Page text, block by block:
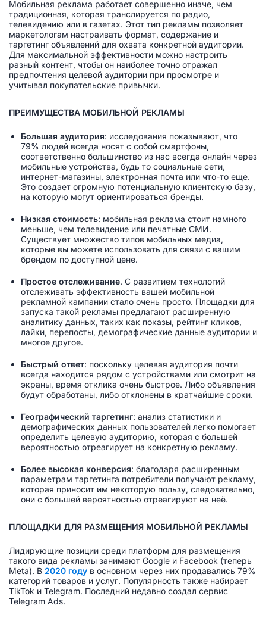
Мобильная реклама работает совершенно иначе, чем
традиционная, которая транслируется по радио,
телевидению или в газетах. Этот тип рекламы позволяет
маркетологам настраивать формат, содержание и
таргетинг объявлений для охвата конкретной аудитории.
Для максимальной эффективности можно настроить
разный контент, чтобы он наиболее точно отражал
предпочтения целевой аудитории при просмотре и
учитывал покупательские привычки.
ПРЕИМУЩЕСТВА МОБИЛЬНОЙ РЕКЛАМЫ
Большая аудитория: исследования показывают, что
79% людей всегда носят с собой смартфоны,
соответственно большинство из нас всегда онлайн через
мобильные устройства, будь то социальные сети,
интернет-магазины, электронная почта или что-то еще.
Это создает огромную потенциальную клиентскую базу,
на которую могут ориентироваться бренды.
Низкая стоимость: мобильная реклама стоит намного
меньше, чем телевидение или печатные СМИ.
Существует множество типов мобильных медиа,
которые вы можете использовать для связи с вашим
брендом по доступной цене.
Простое отслеживание. С развитием технологий
отслеживать эффективность вашей мобильной
рекламной кампании стало очень просто. Площадки для
запуска такой рекламы предлагают расширенную
аналитику данных, таких как показы, рейтинг кликов,
лайки, перепосты, демографические данные аудитории и
многое другое.
Быстрый ответ: поскольку целевая аудитория почти
всегда находится рядом с устройствами или смотрит на
экраны, время отклика очень быстрое. Либо объявления
будут обработаны, либо отклонены в кратчайшие сроки.
Географический таргетинг: анализ статистики и
демографических данных пользователей легко помогает
определить целевую аудиторию, которая с большей
вероятностью отреагирует на конкретную рекламу.
Более высокая конверсия: благодаря расширенным
параметрам таргетинга потребители получают рекламу,
которая приносит им некоторую пользу, следовательно,
они с большей вероятностью отреагируют на неё.
ПЛОЩАДКИ ДЛЯ РАЗМЕЩЕНИЯ МОБИЛЬНОЙ РЕКЛАМЫ
Лидирующие позиции среди платформ для размещения
такого вида рекламы занимают Google и Facebook (теперь
Meta). В 2020 году в основном через них продавались 79%
категорий товаров и услуг. Популярность также набирает
TikTok и Telegram. Последний недавно создал сервис
Telegram Ads.